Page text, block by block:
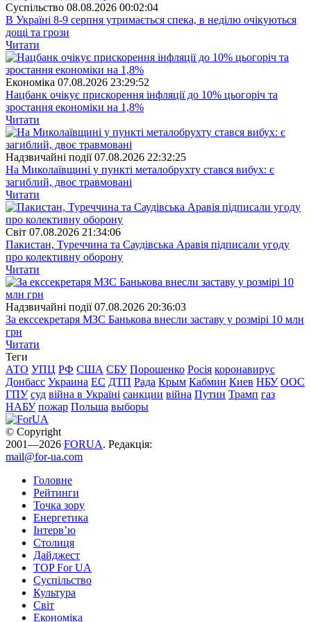
Суспiльство 08.08.2026 00:02:04
В Україні 8-9 серпня утримається спека, в неділю очікуються
дощі та грози
Читати
Економіка 07.08.2026 23:29:52
Нацбанк очікує прискорення інфляції до 10% цьогоріч та
зростання економіки на 1,8%
Читати
Надзвичайні події 07.08.2026 22:32:25
На Миколаївщині у пункті металобрухту стався вибух: є
загиблий, двоє травмовані
Читати
Свiт 07.08.2026 21:34:06
Пакистан, Туреччина та Саудівська Аравія підписали угоду
про колективну оборону
Читати
Надзвичайні події 07.08.2026 20:36:03
За екссекретаря МЗС Банькова внесли заставу у розмірі 10 млн
грн
Читати
Теги
АТО УПЦ РФ США СБУ Порошенко Росія коронавирус
Донбасс Украина ЕС ДТП Рада Крым Кабмин Киев НБУ ООС
ГПУ суд війна в Україні санкции війна Путин Трамп газ
НАБУ пожар Польша выборы
© Copyright
2001—2026 FORUA. Редакція:
mail@for-ua.com
Головне
Рейтинги
Точка зору
Енергетика
Інтерв’ю
Столиця
Дайджест
TOP For UA
Суспiльство
Культура
Світ
Економіка